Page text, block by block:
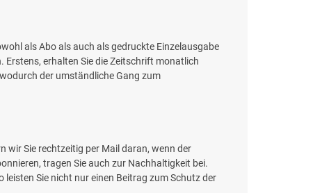
als Abo als auch als gedruckte Einzelausgabe
erhalten Sie die Zeitschrift monatlich
der umständliche Gang zum
wir Sie rechtzeitig per Mail daran, wenn der
tragen Sie auch zur Nachhaltigkeit bei.
Sie nicht nur einen Beitrag zum Schutz der